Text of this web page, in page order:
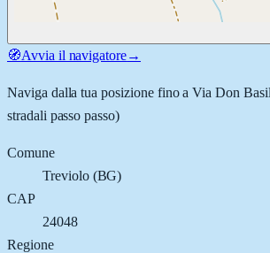
🧭Avvia il navigatore→
Naviga dalla tua posizione fino aVia Don
stradali passo passo)
Comune
Treviolo(BG)
CAP
24048
Regione